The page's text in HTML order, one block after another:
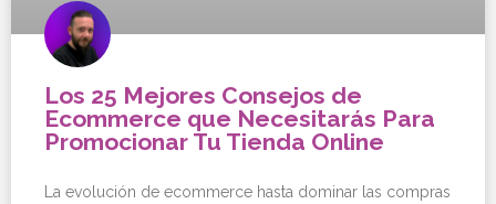
Los 25 Mejores Consejos de
Ecommerce que Necesitarás Para
Promocionar Tu Tienda Online
La evolución de ecommerce hasta dominar las compras